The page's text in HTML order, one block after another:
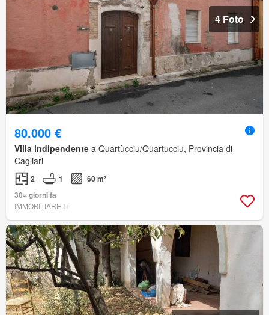
4 Foto
80.000 €
Villa indipendente a Quartùcciu/Quartucciu, Provincia di
Cagliari
2 1
60 m²
30+ giorni fa
IMMOBILIARE.IT